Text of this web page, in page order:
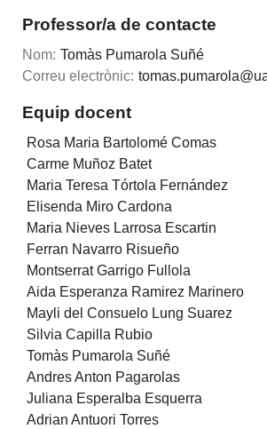
Professor/a de contacte
Nom: Tomàs Pumarola Suñé
Correu electrònic:
Equip docent
Rosa Maria Bartolomé Comas
Carme Muñoz Batet
Maria Teresa Tórtola Fernández
Elisenda Miro Cardona
Maria Nieves Larrosa Escartin
Ferran Navarro Risueño
Montserrat Garrigo Fullola
Aida Esperanza Ramirez Marinero
Mayli del Consuelo Lung Suarez
Silvia Capilla Rubio
Tomàs Pumarola Suñé
Andres Anton Pagarolas
Juliana Esperalba Esquerra
Adrian Antuori Torres